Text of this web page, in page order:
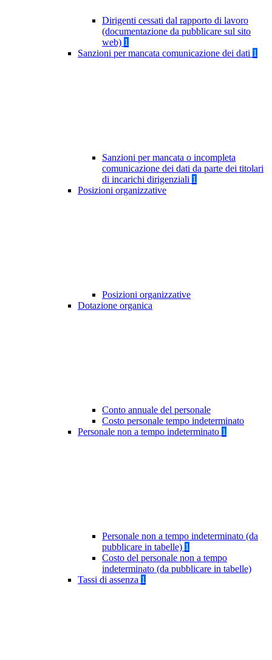
Dirigenti cessati dal rapporto di lavoro
(documentazione da pubblicare sul sito
web) 1
Sanzioni per mancata comunicazione dei dati 1
Sanzioni per mancata o incompleta
comunicazione dei dati da parte dei titolari
di incarichi dirigenziali 1
Posizioni organizzative
Posizioni organizzative
Dotazione organica
Conto annuale del personale
Costo personale tempo indeterminato
Personale non a tempo indeterminato 1
Personale non a tempo indeterminato (da
pubblicare in tabelle) 1
Costo del personale non a tempo
indeterminato (da pubblicare in tabelle)
Tassi di assenza 1